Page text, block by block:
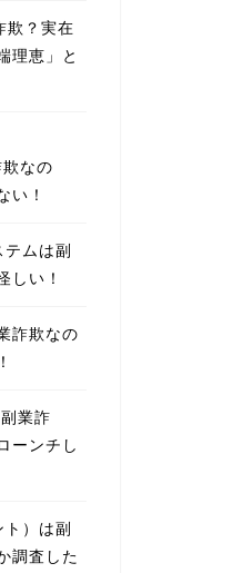
欺？実在
理恵」と
欺なの
い！
ムは副
しい！
詐欺なの
業詐
ーンチし
）は副
調査した